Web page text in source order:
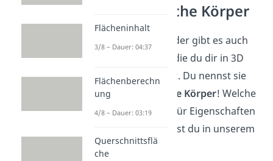
Geometrische Körper
Neben dem Quader gibt es auch
andere Figuren, die du dir in 3D
vorstellen kannst. Du nennst sie
alle
geometrische Körper! Welche
es gibt und was für Eigenschaften
sie haben, erfährst du in unserem
Video!
Flächeninhalt
3/8 – Dauer: 04:37
Flächenberechn
ung
4/8 – Dauer: 03:19
Querschnittsflä
che